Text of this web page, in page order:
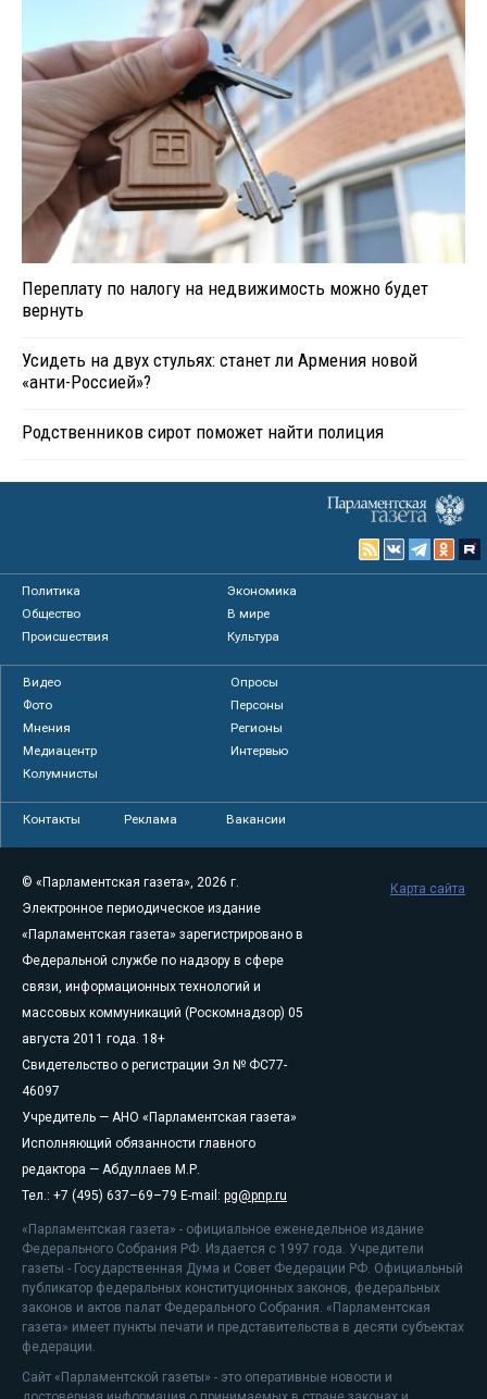
Переплату по налогу на недвижимость можно будет
вернуть
Усидеть на двух стульях: станет ли Армения новой
«анти-Россией»?
Родственников сирот поможет найти полиция
Политика
Экономика
Общество
В мире
Происшествия
Культура
Видео
Опросы
Фото
Персоны
Мнения
Регионы
Медиацентр
Интервью
Колумнисты
Контакты Реклама Вакансии
© «Парламентская газета», 2026 г.
Электронное периодическое издание
«Парламентская газета» зарегистрировано в
Федеральной службе по надзору в сфере
связи, информационных технологий и
массовых коммуникаций (Роскомнадзор) 05
августа 2011 года. 18+
Свидетельство о регистрации Эл № ФС77-
46097
Учредитель — АНО «Парламентская газета»
Исполняющий обязанности главного
редактора — Абдуллаев М.Р.
Тел.: +7 (495) 637–69–79 E-mail: pg@pnp.ru
«Парламентская газета» - официальное еженедельное издание
Федерального Собрания РФ. Издается с 1997 года. Учредители
газеты - Государственная Дума и Совет Федерации РФ. Официальный
публикатор федеральных конституционных законов, федеральных
законов и актов палат Федерального Собрания. «Парламентская
газета» имеет пункты печати и представительства в десяти субъектах
федерации.
Сайт «Парламентской газеты» - это оперативные новости и
Карта сайта